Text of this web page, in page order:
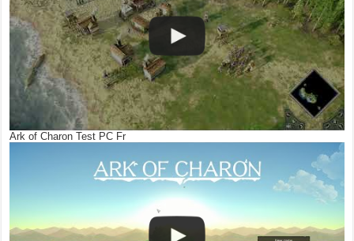
Ark of Charon Test PC Fr